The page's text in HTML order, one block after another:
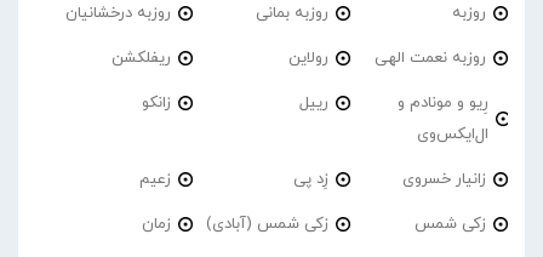
روزبه روزبه بمانی روزبه درخشانیان
روزبه نعمت الهی رولاین ریفلکشن
رِیو و مونادم و
ال‌ایکس‌وی
رییل زانکو
زانیار خسروی زِد پی زعیم
زکی شمس زکی شمس (آبادی) زمان